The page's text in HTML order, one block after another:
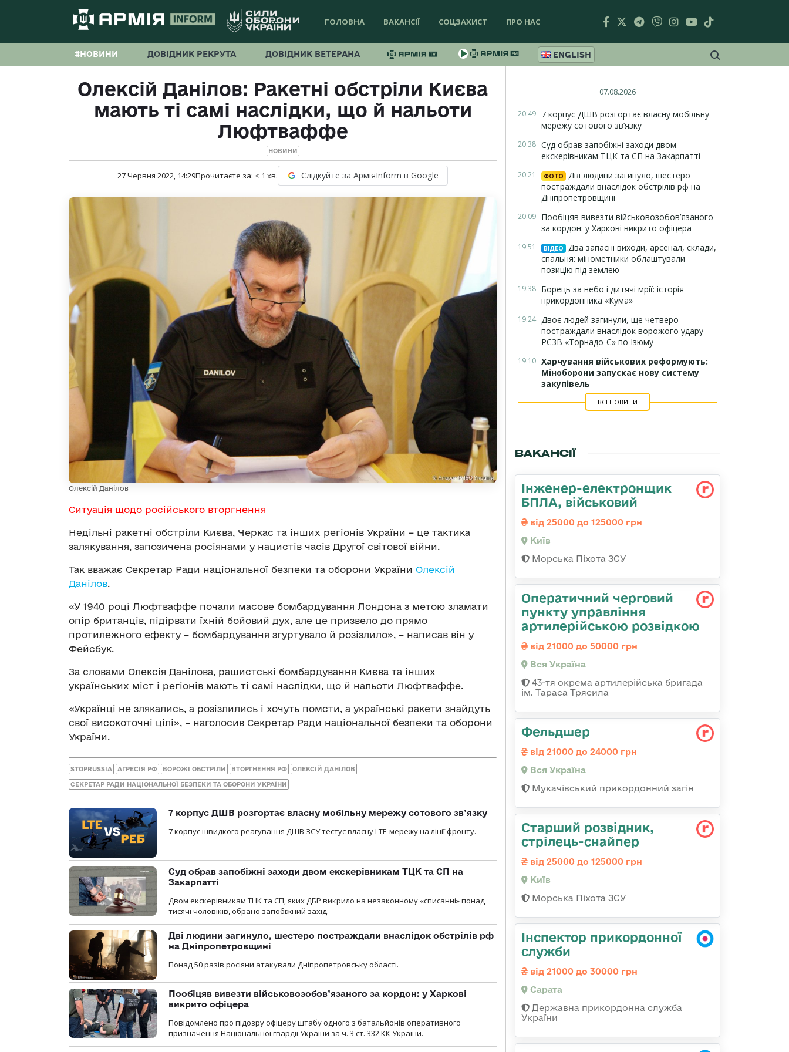
ГОЛОВНА ВАКАНСІЇ СОЦЗАХИСТ ПРО НАС
#НОВИНИ ДОВІДНИК РЕКРУТА ДОВІДНИК ВЕТЕРАНА ENGLISH
Олексій Данілов: Ракетні обстріли Києва
мають ті самі наслідки, що й нальоти
Люфтваффе
НОВИНИ
27 Червня 2022, 14:29Прочитаєте за: < 1 хв. Слідкуйте за АрміяInform в Google
Олексій Данілов
Ситуація щодо російського вторгнення
Недільні ракетні обстріли Києва, Черкас та інших регіонів України – це тактика
залякування, запозичена росіянами у нацистів часів Другої світової війни.
Так вважає Секретар Ради національної безпеки та оборони України Олексій
Данілов.
«У 1940 році Люфтваффе почали масове бомбардування Лондона з метою зламати
опір британців, підірвати їхній бойовий дух, але це призвело до прямо
протилежного ефекту – бомбардування згуртувало й розізлило», – написав він у
Фейсбук.
За словами Олексія Данілова, рашистські бомбардування Києва та інших
українських міст і регіонів мають ті самі наслідки, що й нальоти Люфтваффе.
«Українці не злякались, а розізлились і хочуть помсти, а українські ракети знайдуть
свої високоточні цілі», – наголосив Секретар Ради національної безпеки та оборони
України.
STOPRUSSIA АГРЕСІЯ РФ ВОРОЖІ ОБСТРІЛИ ВТОРГНЕННЯ РФ ОЛЕКСІЙ ДАНІЛОВ
СЕКРЕТАР РАДИ НАЦІОНАЛЬНОЇ БЕЗПЕКИ ТА ОБОРОНИ УКРАЇНИ
7 корпус ДШВ розгортає власну мобільну мережу сотового зв’язку
7 корпус швидкого реагування ДШВ ЗСУ тестує власну LTE-мережу на лінії фронту.
Суд обрав запобіжні заходи двом екскерівникам ТЦК та СП на
Закарпатті
Двом екскерівникам ТЦК та СП, яких ДБР викрило на незаконному «списанні» понад
тисячі чоловіків, обрано запобіжний захід.
Дві людини загинуло, шестеро постраждали внаслідок обстрілів рф
на Дніпропетровщині
Понад 50 разів росіяни атакували Дніпропетровську області.
Пообіцяв вивезти військовозобов’язаного за кордон: у Харкові
викрито офіцера
Повідомлено про підозру офіцеру штабу одного з батальйонів оперативного
призначення Національної гвардії України за ч. 3 ст. 332 КК України.
07.08.2026
20:49 7 корпус ДШВ розгортає власну мобільну
мережу сотового зв’язку
20:38 Суд обрав запобіжні заходи двом
екскерівникам ТЦК та СП на Закарпатті
20:21 ФОТО
Дві людини загинуло, шестеро
постраждали внаслідок обстрілів рф на
Дніпропетровщині
20:09 Пообіцяв вивезти військовозобов’язаного
за кордон: у Харкові викрито офіцера
19:51 ВІДЕО
Два запасні виходи, арсенал, склади,
спальня: мінометники облаштували
позицію під землею
19:38 Борець за небо і дитячі мрії: історія
прикордонника «Кума»
19:24 Двоє людей загинули, ще четверо
постраждали внаслідок ворожого удару
РСЗВ «Торнадо-С» по Ізюму
19:10 Харчування військових реформують:
Міноборони запускає нову систему
закупівель
ВСІ НОВИНИ
ВАКАНСІЇ
Інженер-електронщик
БПЛА, військовий
від 25000 до 125000 грн
Київ
Морська Піхота ЗСУ
Оператичний черговий
пункту управління
артилерійською розвідкою
від 21000 до 50000 грн
Вся Україна
43-тя окрема артилерійська бригада
ім. Тараса Трясила
Фельдшер
від 21000 до 24000 грн
Вся Україна
Мукачівський прикордонний загін
Стаpший pозвідник,
стрілець-снайпеp
від 25000 до 125000 грн
Київ
Морська Піхота ЗСУ
Інспектор прикордонної
служби
від 21000 до 30000 грн
Сарата
Державна прикордонна служба
України